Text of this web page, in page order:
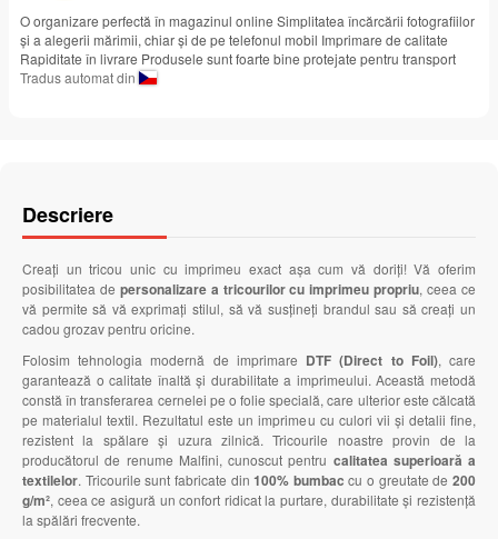
O organizare perfectă în magazinul online Simplitatea încărcării fotografiilor
și a alegerii mărimii, chiar și de pe telefonul mobil Imprimare de calitate
Rapiditate în livrare Produsele sunt foarte bine protejate pentru transport
Tradus automat din
Descriere
Creați un tricou unic cu imprimeu exact așa cum vă doriți! Vă oferim
posibilitatea de personalizare a tricourilor cu imprimeu propriu, ceea ce
vă permite să vă exprimați stilul, să vă susțineți brandul sau să creați un
cadou grozav pentru oricine.
Folosim tehnologia modernă de imprimare DTF (Direct to Foil), care
garantează o calitate înaltă și durabilitate a imprimeului. Această metodă
constă în transferarea cernelei pe o folie specială, care ulterior este călcată
pe materialul textil. Rezultatul este un imprimeu cu culori vii și detalii fine,
rezistent la spălare și uzura zilnică. Tricourile noastre provin de la
producătorul de renume Malfini, cunoscut pentru calitatea superioară a
textilelor. Tricourile sunt fabricate din100% bumbac cu o greutate de200
g/m², ceea ce asigură un confort ridicat la purtare, durabilitate și rezistență
la spălări frecvente.